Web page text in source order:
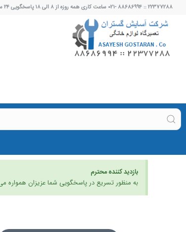
22377288 :: 88686994 -021 ساعت کاری همه روزه از ۸ الی ۱۸ پاسخگویی ۲۴ ساعته - info@boschfix.com
بازدید کننده محترم
به منظور تسریع در پاسخگویی شما عزیزان همواره